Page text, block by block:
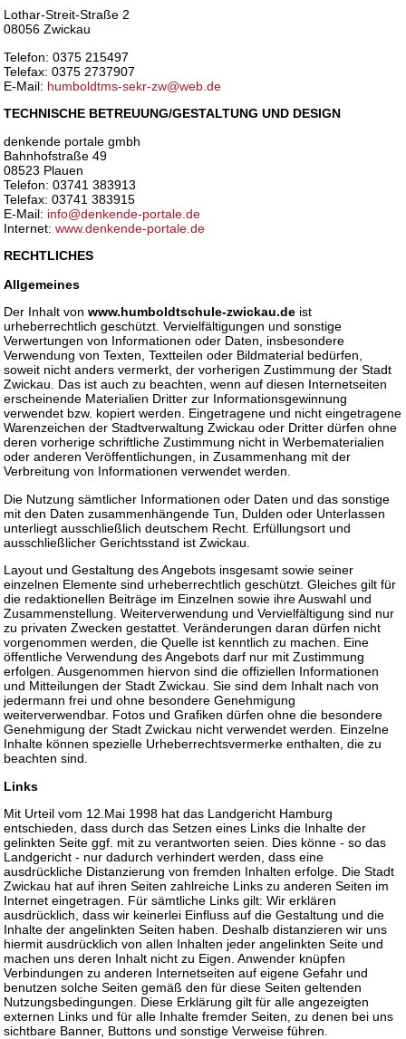
Lothar-Streit-Straße 2
08056 Zwickau
Telefon: 0375 215497
Telefax: 0375 2737907
E-Mail: humboldtms-sekr-zw@web.de
TECHNISCHE BETREUUNG/GESTALTUNG UND DESIGN
denkende portale gmbh
Bahnhofstraße 49
08523 Plauen
Telefon: 03741 383913
Telefax: 03741 383915
E-Mail: info@denkende-portale.de
Internet:www.denkende-portale.de
RECHTLICHES
Allgemeines
Der Inhalt vonwww.humboldtschule-zwickau.de ist
urheberrechtlich geschützt. Vervielfältigungen und sonstige
Verwertungen von Informationen oder Daten, insbesondere
Verwendung von Texten, Textteilen oder Bildmaterial bedürfen,
soweit nicht anders vermerkt, der vorherigen Zustimmung der Stadt
Zwickau. Das ist auch zu beachten, wenn auf diesen Internetseiten
erscheinende Materialien Dritter zur Informationsgewinnung
verwendet bzw. kopiert werden. Eingetragene und nicht eingetragene
Warenzeichen der Stadtverwaltung Zwickau oder Dritter dürfen ohne
deren vorherige schriftliche Zustimmung nicht in Werbematerialien
oder anderen Veröffentlichungen, in Zusammenhang mit der
Verbreitung von Informationen verwendet werden.
Die Nutzung sämtlicher Informationen oder Daten und das sonstige
mit den Daten zusammenhängende Tun, Dulden oder Unterlassen
unterliegt ausschließlich deutschem Recht. Erfüllungsort und
ausschließlicher Gerichtsstand ist Zwickau.
Layout und Gestaltung des Angebots insgesamt sowie seiner
einzelnen Elemente sind urheberrechtlich geschützt. Gleiches gilt für
die redaktionellen Beiträge im Einzelnen sowie ihre Auswahl und
Zusammenstellung. Weiterverwendung und Vervielfältigung sind nur
zu privaten Zwecken gestattet. Veränderungen daran dürfen nicht
vorgenommen werden, die Quelle ist kenntlich zu machen. Eine
öffentliche Verwendung des Angebots darf nur mit Zustimmung
erfolgen. Ausgenommen hiervon sind die offiziellen Informationen
und Mitteilungen der Stadt Zwickau. Sie sind dem Inhalt nach von
jedermann frei und ohne besondere Genehmigung
weiterverwendbar. Fotos und Grafiken dürfen ohne die besondere
Genehmigung der Stadt Zwickau nicht verwendet werden. Einzelne
Inhalte können spezielle Urheberrechtsvermerke enthalten, die zu
beachten sind.
Links
Mit Urteil vom 12.Mai 1998 hat das Landgericht Hamburg
entschieden, dass durch das Setzen eines Links die Inhalte der
gelinkten Seite ggf. mit zu verantworten seien. Dies könne - so das
Landgericht - nur dadurch verhindert werden, dass eine
ausdrückliche Distanzierung von fremden Inhalten erfolge. Die Stadt
Zwickau hat auf ihren Seiten zahlreiche Links zu anderen Seiten im
Internet eingetragen. Für sämtliche Links gilt: Wir erklären
ausdrücklich, dass wir keinerlei Einfluss auf die Gestaltung und die
Inhalte der angelinkten Seiten haben. Deshalb distanzieren wir uns
hiermit ausdrücklich von allen Inhalten jeder angelinkten Seite und
machen uns deren Inhalt nicht zu Eigen. Anwender knüpfen
Verbindungen zu anderen Internetseiten auf eigene Gefahr und
benutzen solche Seiten gemäß den für diese Seiten geltenden
Nutzungsbedingungen. Diese Erklärung gilt für alle angezeigten
externen Links und für alle Inhalte fremder Seiten, zu denen bei uns
sichtbare Banner, Buttons und sonstige Verweise führen.